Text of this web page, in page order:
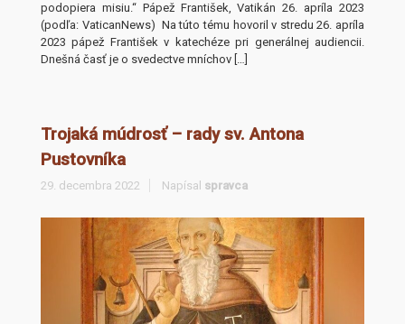
podopiera misiu.“ Pápež František, Vatikán 26. apríla 2023
(podľa: VaticanNews) Na túto tému hovoril v stredu 26. apríla
2023 pápež František v katechéze pri generálnej audiencii.
Dnešná časť je o svedectve mníchov […]
Trojaká múdrosť – rady sv. Antona
Pustovníka
29. decembra 2022 Napísal spravca